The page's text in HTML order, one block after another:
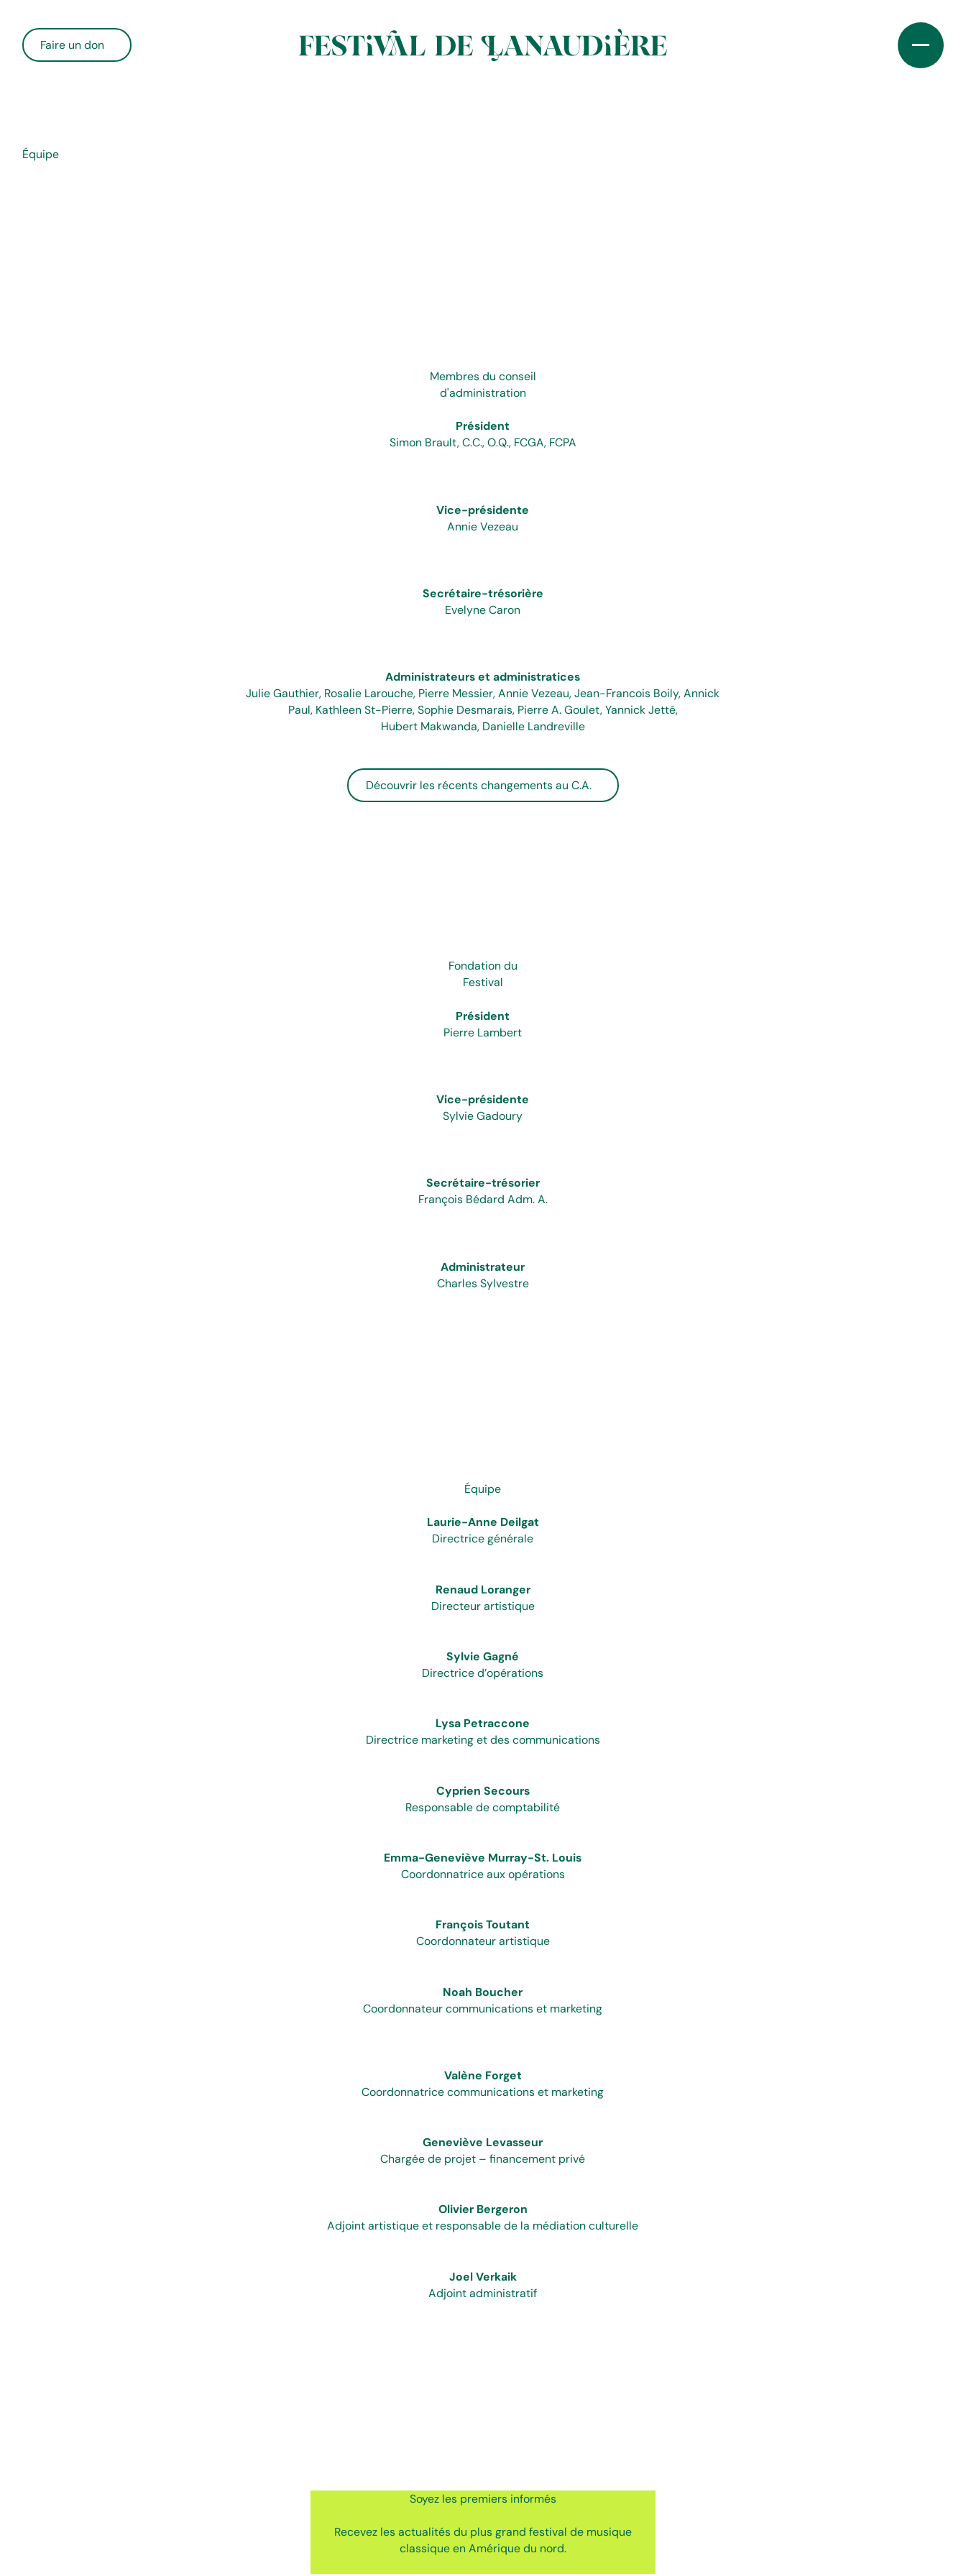
Faire un don
Équipe
Membres du conseil
d'administration
Président
Simon Brault, C.C., O.Q., FCGA, FCPA
Vice-présidente
Annie Vezeau
Secrétaire-trésorière
Evelyne Caron
Administrateurs et administratices
Julie Gauthier, Rosalie Larouche, Pierre Messier, Annie Vezeau, Jean-Francois Boily, Annick
Paul, Kathleen St-Pierre, Sophie Desmarais, Pierre A. Goulet, Yannick Jetté,
Hubert Makwanda, Danielle Landreville
Découvrir les récents changements au C.A.
Fondation du
Festival
Président
Pierre Lambert
Vice-présidente
Sylvie Gadoury
Secrétaire-trésorier
François Bédard Adm. A.
Administrateur
Charles Sylvestre
Équipe
Laurie-Anne Deilgat
Directrice générale
Renaud Loranger
Directeur artistique
Sylvie Gagné
Directrice d’opérations
Lysa Petraccone
Directrice marketing et des communications
Cyprien Secours
Responsable de comptabilité
Emma-Geneviève Murray-St. Louis
Coordonnatrice aux opérations
François Toutant
Coordonnateur artistique
Noah Boucher
Coordonnateur communications et marketing
Valène Forget
Coordonnatrice communications et marketing
Geneviève Levasseur
Chargée de projet – financement privé
Olivier Bergeron
Adjoint artistique et responsable de la médiation culturelle
Joel Verkaik
Adjoint administratif
Soyez les premiers informés
Recevez les actualités du plus grand festival de musique
classique en Amérique du nord.